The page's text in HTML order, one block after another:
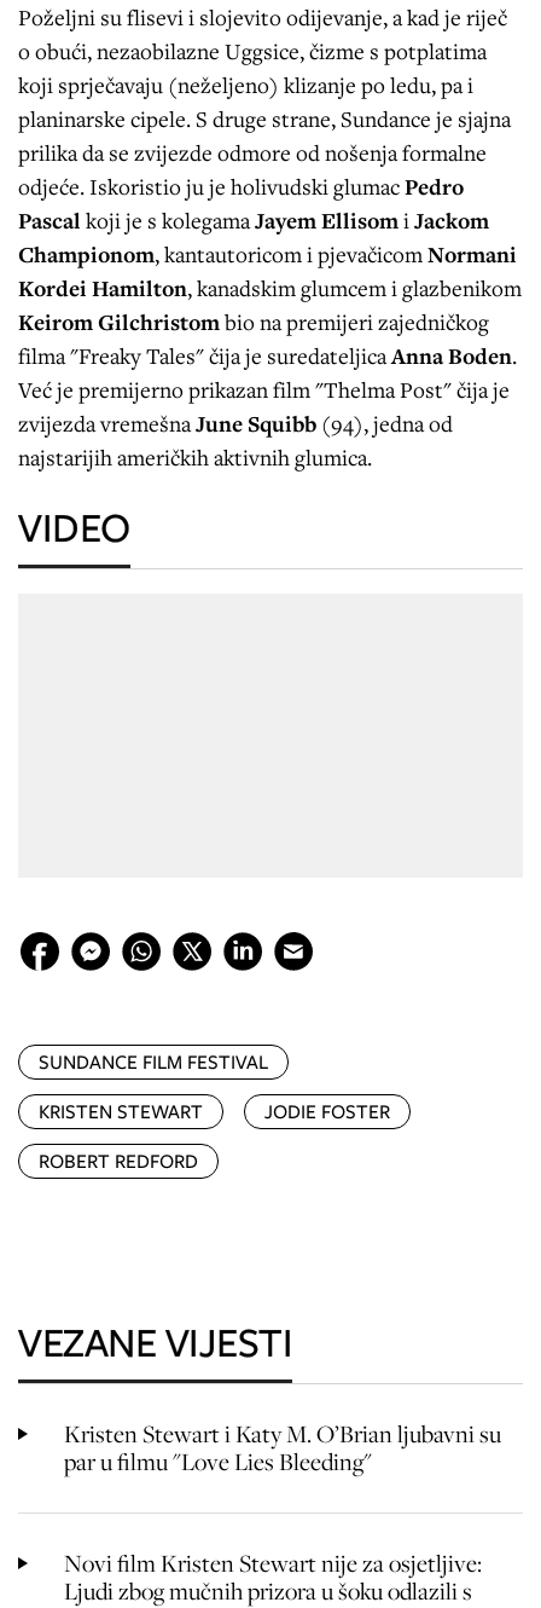
Poželjni su flisevi i slojevito odijevanje, a kad je riječ
o obući, nezaobilazne Uggsice, čizme s potplatima
koji sprječavaju (neželjeno) klizanje po ledu, pa i
planinarske cipele. S druge strane, Sundance je sjajna
prilika da se zvijezde odmore od nošenja formalne
odjeće. Iskoristio ju je holivudski glumacPedro
Pascal koji je s kolegamaJayem EllisomiJackom
Championom, kantautoricom i pjevačicomNormani
Kordei Hamilton, kanadskim glumcem i glazbenikom
Keirom Gilchristombio na premijeri zajedničkog
filma "Freaky Tales" čija je suredateljicaAnna Boden.
Već je premijerno prikazan film "Thelma Post" čija je
zvijezda vremešnaJune Squibb (94), jedna od
najstarijih američkih aktivnih glumica.
VIDEO
SUNDANCE FILM FESTIVAL
KRISTEN STEWART
JODIE FOSTER
ROBERT REDFORD
VEZANE VIJESTI
Kristen Stewart i Katy M. O’Brian ljubavni su
par u filmu "Love Lies Bleeding"
Novi film Kristen Stewart nije za osjetljive:
Ljudi zbog mučnih prizora u šoku odlazili s